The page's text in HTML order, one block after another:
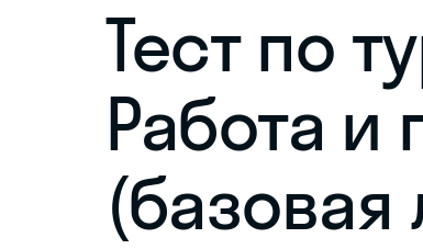
Тест по
Работа и
(базовая